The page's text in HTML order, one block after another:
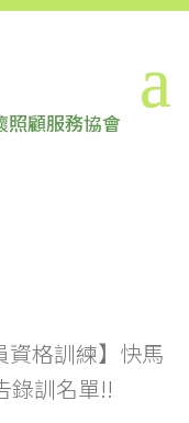
照顧服務協會
資格訓練】快馬
錄訓名單!!